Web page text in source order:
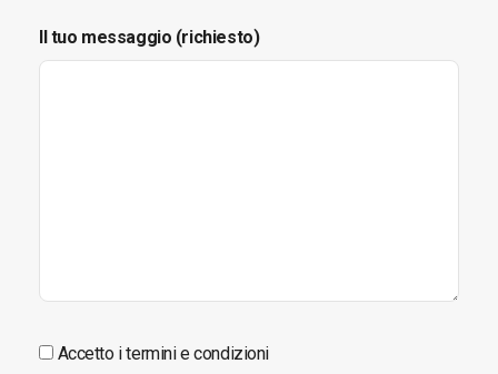
Il tuo messaggio (richiesto)
Accetto i termini e condizioni